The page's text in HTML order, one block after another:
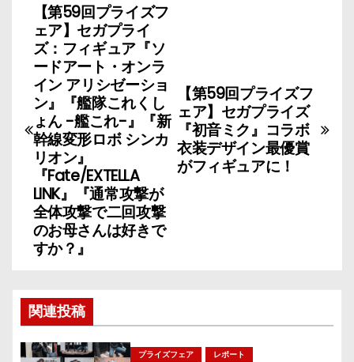
投
稿
ナ
ビ
ゲ
ー
シ
ョ
【第59回プライズフ
ェア】セガプライズ
『初音ミク』コラボ
衣装デザイン最優賞
がフィギュアに！
【第59回プライズフ
ェア】セガプライ
ズ：フィギュア『ソ
ードアート・オンラ
イン アリシゼーショ
ン』『艦隊これくし
ょん -艦これ-』『新
幹線変形ロボ シンカ
リオン』
『Fate/EXTELLA
LINK』『通常攻撃が
全体攻撃で二回攻撃
のお母さんは好きで
すか？』
関連投稿
プライズフェア レポート